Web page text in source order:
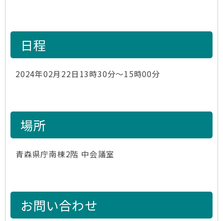
日程
2024年02月22日13時30分～15時00分
場所
青森県庁南棟2階 中会議室
お問い合わせ